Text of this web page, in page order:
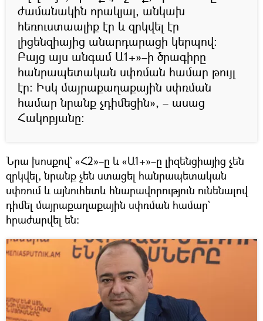
ժամանակին որակյալ, անկախ
հեռուստաալիք էր և զրկվել էր
լիցենզիայից անարդարացի կերպով։
Բայց այս անգամ Ա1+»–ի ծրագիրը
հանրապետական սփռման համար թույլ
էր։ Իսկ մայրաքաղաքային սփռման
համար նրանք չդիմեցին», – ասաց
Հակոբյանը։
Նրա խոսքով` «Հ2»–ը և «Ա1+»–ը լիզենցիայից չեն
զրկվել, նրանք չեն ստացել հանրապետական
սփռում և այնուհետև հնարավորություն ունենալով
դիմել մայրաքաղաքային սփռման համար`
հրաժարվել են։